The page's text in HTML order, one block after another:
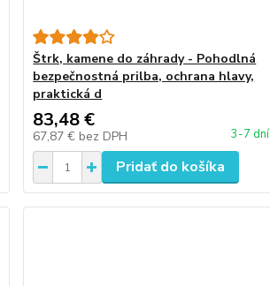
Štrk, kamene do záhrady - Pohodlná
bezpečnostná prilba, ochrana hlavy,
praktická d
83,48 €
67,87 € bez DPH 3-7 dní
Pridať do košíka